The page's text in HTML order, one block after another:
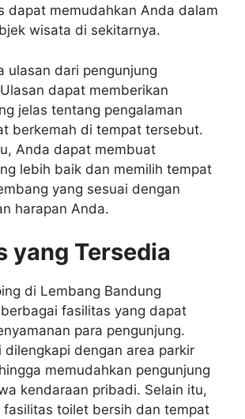
dapat memudahkan Anda dalam
wisata di sekitarnya.
ulasan dari pengunjung
dapat memberikan
jelas tentang pengalaman
berkemah di tempat tersebut.
Anda dapat membuat
lebih baik dan memilih tempat
yang sesuai dengan
harapan Anda.
yang Tersedia
di Lembang Bandung
fasilitas yang dapat
para pengunjung.
dilengkapi dengan area parkir
memudahkan pengunjung
kendaraan pribadi. Selain itu,
toilet bersih dan tempat